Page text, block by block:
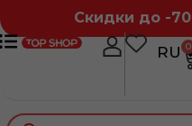
Скидки до -
RU
RO
0